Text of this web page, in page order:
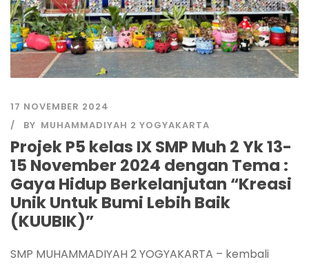
17 NOVEMBER 2024
BY MUHAMMADIYAH 2 YOGYAKARTA
Projek P5 kelas IX SMP Muh 2 Yk 13-
15 November 2024 dengan Tema :
Gaya Hidup Berkelanjutan “Kreasi
Unik Untuk Bumi Lebih Baik
(KUUBIK)”
SMP MUHAMMADIYAH 2 YOGYAKARTA – kembali